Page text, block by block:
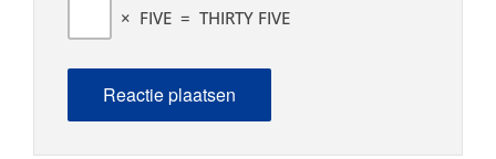
× FIVE = THIRTY FIVE